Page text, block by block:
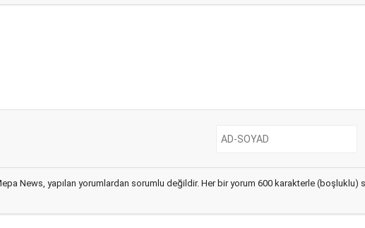
News, yapılan yorumlardan sorumlu değildir. Her bir yorum 600 karakterle (boşluklu)